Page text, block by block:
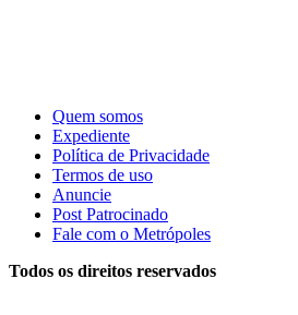
Quem somos
Expediente
Política de Privacidade
Termos de uso
Anuncie
Post Patrocinado
Fale com o Metrópoles
Todos os direitos reservados